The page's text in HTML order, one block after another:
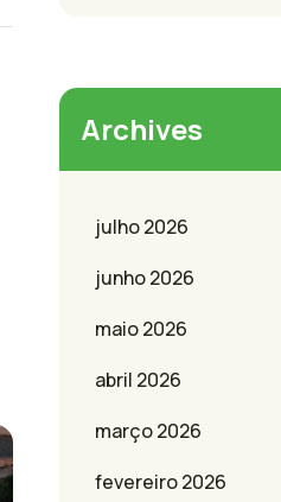
Archives
julho 2026
junho 2026
maio 2026
abril 2026
março 2026
fevereiro 2026